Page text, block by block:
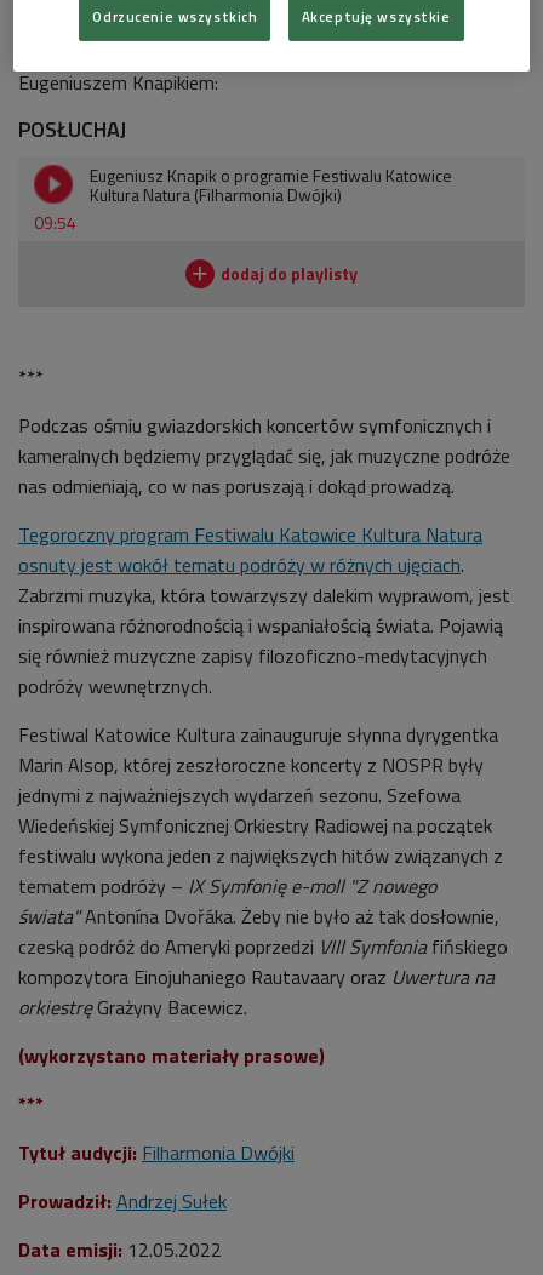
Eugeniuszem Knapikiem:
POSŁUCHAJ
09:54
Eugeniusz Knapik o programie Festiwalu Katowice
Kultura Natura (Filharmonia Dwójki)
***
Podczas ośmiu gwiazdorskich koncertów symfonicznych i
kameralnych będziemy przyglądać się, jak muzyczne podróże
nas odmieniają, co w nas poruszają i dokąd prowadzą.
Tegoroczny program Festiwalu Katowice Kultura Natura
osnuty jest wokół tematu podróży w różnych ujęciach.
Zabrzmi muzyka, która towarzyszy dalekim wyprawom, jest
inspirowana różnorodnością i wspaniałością świata. Pojawią
się również muzyczne zapisy filozoficzno-medytacyjnych
podróży wewnętrznych.
Festiwal Katowice Kultura zainauguruje słynna dyrygentka
Marin Alsop, której zeszłoroczne koncerty z NOSPR były
jednymi z najważniejszych wydarzeń sezonu. Szefowa
Wiedeńskiej Symfonicznej Orkiestry Radiowej na początek
festiwalu wykona jeden z największych hitów związanych z
tematem podróży – IX Symfonię e-moll "Z nowego
świata"Antonína Dvořáka. Żeby nie było aż tak dosłownie,
czeską podróż do Ameryki poprzedzi VIII Symfoniafińskiego
kompozytora Einojuhaniego Rautavaary oraz Uwertura na
orkiestręGrażyny Bacewicz.
(wykorzystano materiały prasowe)
***
Tytuł audycji: Filharmonia Dwójki
Prowadził: Andrzej Sułek
Data emisji: 12.05.2022
Odrzucenie wszystkich Akceptuję wszystkie